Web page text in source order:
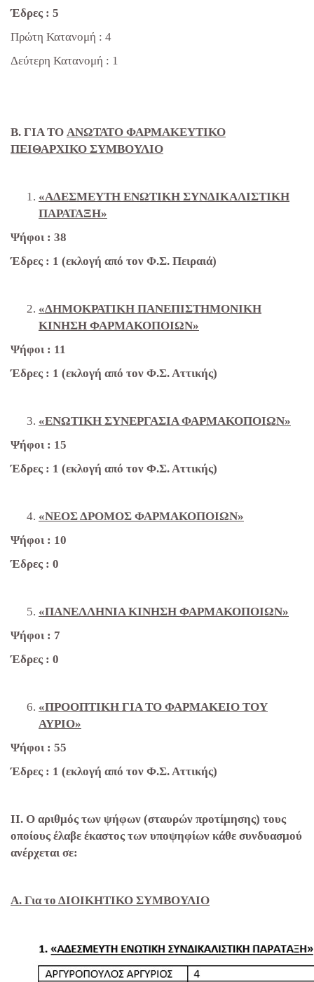
Έδρες : 5
Πρώτη Κατανομή : 4
Δεύτερη Κατανομή : 1
Β. ΓΙΑ ΤΟ ΑΝΩΤΑΤΟ ΦΑΡΜΑΚΕΥΤΙΚΟ
ΠΕΙΘΑΡΧΙΚΟ ΣΥΜΒΟΥΛΙΟ
«ΑΔΕΣΜΕΥΤΗ ΕΝΩΤΙΚΗ ΣΥΝΔΙΚΑΛΙΣΤΙΚΗ
ΠΑΡΑΤΑΞΗ»
Ψήφοι : 38
Έδρες : 1 (εκλογή από τον Φ.Σ. Πειραιά)
«ΔΗΜΟΚΡΑΤΙΚΗ ΠΑΝΕΠΙΣΤΗΜΟΝΙΚΗ
ΚΙΝΗΣΗ ΦΑΡΜΑΚΟΠΟΙΩΝ»
Ψήφοι : 11
Έδρες : 1 (εκλογή από τον Φ.Σ. Αττικής)
«ΕΝΩΤΙΚΗ ΣΥΝΕΡΓΑΣΙΑ ΦΑΡΜΑΚΟΠΟΙΩΝ»
Ψήφοι : 15
Έδρες : 1 (εκλογή από τον Φ.Σ. Αττικής)
«ΝΕΟΣ ΔΡΟΜΟΣ ΦΑΡΜΑΚΟΠΟΙΩΝ»
Ψήφοι : 10
Έδρες : 0
«ΠΑΝΕΛΛΗΝΙΑ ΚΙΝΗΣΗ ΦΑΡΜΑΚΟΠΟΙΩΝ»
Ψήφοι : 7
Έδρες : 0
«ΠΡΟΟΠΤΙΚΗ ΓΙΑ ΤΟ ΦΑΡΜΑΚΕΙΟ ΤΟΥ
ΑΥΡΙΟ»
Ψήφοι : 55
Έδρες : 1 (εκλογή από τον Φ.Σ. Αττικής)
ΙΙ. Ο αριθμός των ψήφων (σταυρών προτίμησης) τους
οποίους έλαβε έκαστος των υποψηφίων κάθε συνδυασμού
ανέρχεται σε:
Α. Για το ΔΙΟΙΚΗΤΙΚΟ ΣΥΜΒΟΥΛΙΟ